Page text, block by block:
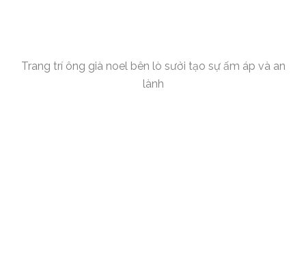
Trang trí ông già noel bên lò sưởi tạo sự ấm áp và an
lành